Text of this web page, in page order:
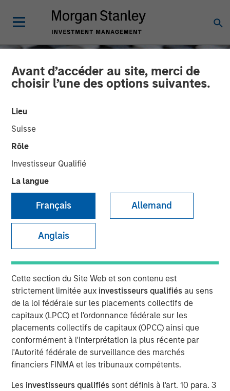
Avant d’accéder au site, merci de
choisir l’une des options suivantes.
Lieu
Suisse
Rôle
Investisseur Qualifié
La langue
Français Allemand
Anglais
Cette section du Site Web et son contenu est
strictement limitée aux investisseurs qualifiésau sens
de la loi fédérale sur les placements collectifs de
capitaux (LPCC) et l'ordonnance fédérale sur les
placements collectifs de capitaux (OPCC) ainsi que
conformément à l'interprétation la plus récente par
l'Autorité fédérale de surveillance des marchés
financiers FINMA et les tribunaux compétents.
Les investisseurs qualifiés sont définis à l'art. 10 para. 3
CONSILIENT OBSERVER
Bayes and Base Rates 2.0:
How History Can Guide
Our Assessment of the
Future
13 MAI 2026
The Authors
Michael Mauboussin
Managing Director